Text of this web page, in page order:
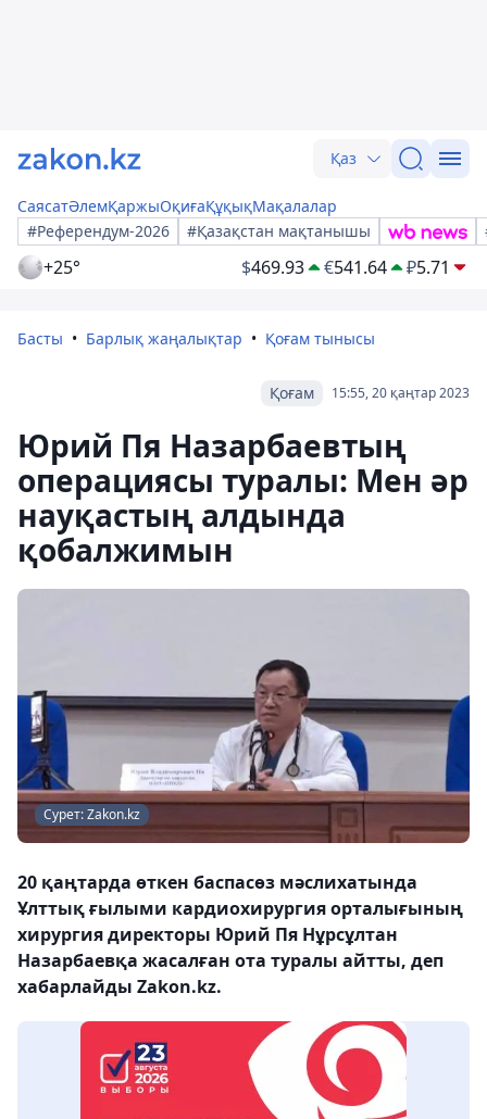
Қаз
СаясатӘлемҚаржыОқиғаҚұқықМақалалар
#Референдум-2026
#Қазақстан мақтанышы
+25° $469.93 €541.64 ₽5.71
Басты Барлық жаңалықтар Қоғам тынысы
15:55, 20 қаңтар 2023
Қоғам
Юрий Пя Назарбаевтың
операциясы туралы: Мен әр
науқастың алдында
қобалжимын
Сурет: Zakon.kz
20 қаңтарда өткен баспасөз мәслихатында
Ұлттық ғылыми кардиохирургия орталығының
хирургия директоры Юрий Пя Нұрсұлтан
Назарбаевқа жасалған ота туралы айтты, деп
хабарлайды Zakon.kz.